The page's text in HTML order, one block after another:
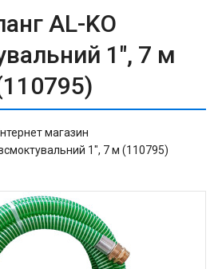
AL-KO
1", 7 м
Інтернет магазин
1", 7 м (110795)